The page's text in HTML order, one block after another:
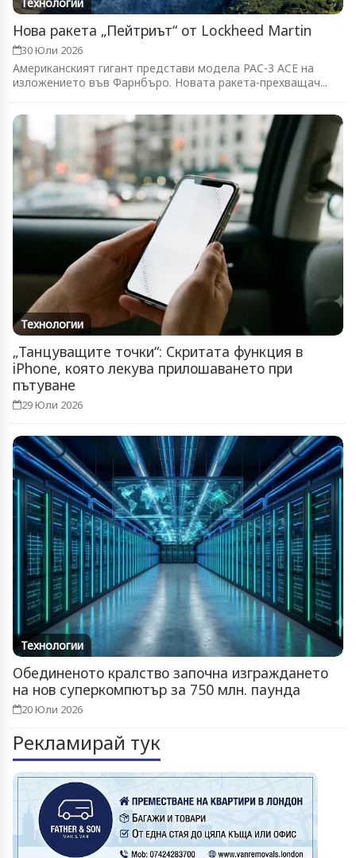
Технологии
Нова ракета „Пейтриът“ от Lockheed Martin
30 Юли 2026
Американският гигант представи модела PAC-3 ACE на
изложението във Фарнбъро. Новата ракета-прехващач...
Технологии
„Танцуващите точки“: Скритата функция в
iPhone, която лекува прилошаването при
пътуване
29 Юли 2026
Технологии
Обединеното кралство започна изграждането
на нов суперкомпютър за 750 млн. паунда
20 Юли 2026
Рекламирай тук